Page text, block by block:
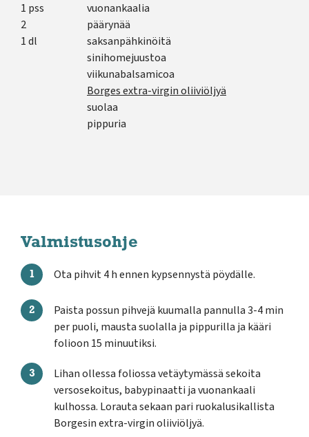
1 pss
vuonankaalia
2
päärynää
1 dl
saksanpähkinöitä
sinihomejuustoa
viikunabalsamicoa
Borges extra-virgin oliiviöljyä
suolaa
pippuria
Valmistusohje
Ota pihvit 4 h ennen kypsennystä pöydälle.
Paista possun pihvejä kuumalla pannulla 3-4 min
per puoli, mausta suolalla ja pippurilla ja kääri
folioon 15 minuutiksi.
Lihan ollessa foliossa vetäytymässä sekoita
versosekoitus, babypinaatti ja vuonankaali
kulhossa. Lorauta sekaan pari ruokalusikallista
Borgesin extra-virgin oliiviöljyä.